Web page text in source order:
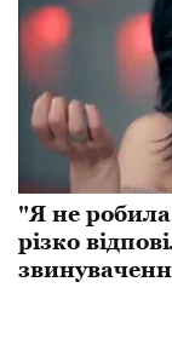
"Я не
різко